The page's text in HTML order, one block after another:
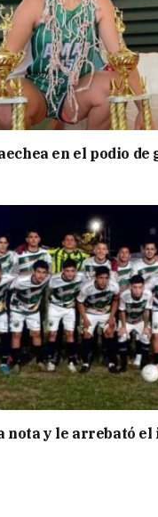
en el podio de
nota y le arrebató el